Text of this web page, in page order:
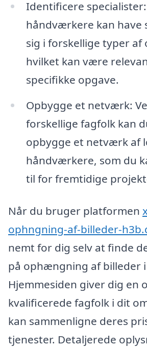
Identificere
håndværkere kan have
sig i forskellige typer
hvilket kan være
specifikke opgave.
Opbygge et netværk:
forskellige fagfolk kan
opbygge et netværk af
håndværkere, som du
til for fremtidige
Når du bruger platformen
ophngning-af-billeder-
nemt for dig selv at finde
på ophængning af billeder i
Hjemmesiden giver dig en
kvalificerede fagfolk i dit
kan sammenligne deres
tjenester. Detaljerede